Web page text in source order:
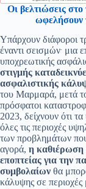
Οι βελτιώσεις
ωφελήσουν
Υπάρχουν διάφοροι
έναντι σεισμών. μια
υποχρεωτικής
στιγμής
ασφαλιστικής
του Μαρμαρά, μετά
πρόσφατοι
2023, δείχνουν ότι
όλες τις περιοχές
των προβλημάτων
αγορά, η καθιέρωση
εποπτείας για την
συμβολαίων θα
κάλυψης σε